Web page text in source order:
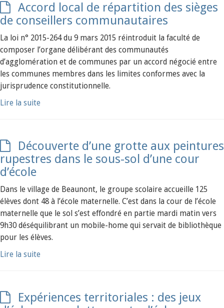
Accord local de répartition des sièges
de conseillers communautaires
La loi n° 2015-264 du 9 mars 2015 réintroduit la faculté de
composer l’organe délibérant des communautés
d’agglomération et de communes par un accord négocié entre
les communes membres dans les limites conformes avec la
jurisprudence constitutionnelle.
Lire la suite
Découverte d’une grotte aux peintures
rupestres dans le sous-sol d’une cour
d’école
Dans le village de Beaunont, le groupe scolaire accueille 125
élèves dont 48 à l’école maternelle. C’est dans la cour de l’école
maternelle que le sol s’est effondré en partie mardi matin vers
9h30 déséquilibrant un mobile-home qui servait de bibliothèque
pour les élèves.
Lire la suite
Expériences territoriales : des jeux